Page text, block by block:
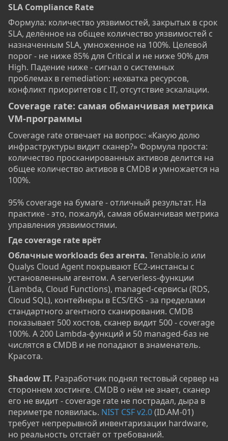
SLA Compliance Rate​
Формула: количество уязвимостей, закрытых в срок
SLA, делённое на общее количество уязвимостей с
назначенным SLA, умноженное на 100%. Целевой
порог - не ниже 85% для Critical и не ниже 90% для
High. Падение ниже - сигнал о системных
проблемах в remediation: нехватка ресурсов,
конфликт приоритетов с IT, отсутствие эскалации.
Coverage rate: самая обманчивая метрика
VM-программы​
Coverage rate отвечает на вопрос: «Какую долю
инфраструктуры видит сканер?» Формула проста:
количество просканированных активов делится на
общее количество активов в CMDB и умножается на
100%.
95% coverage на бумаге - отличный результат. На
практике - это, пожалуй, самая обманчивая метрика
управления уязвимостями.
Где coverage rate врёт​
Облачные workloads без агента. Tenable.io или
Qualys Cloud Agent покрывают EC2-инстансы с
установленным агентом. А serverless-функции
(Lambda, Cloud Functions), managed-сервисы (RDS,
Cloud SQL), контейнеры в ECS/EKS - за пределами
стандартного агентного сканирования. CMDB
показывает 500 хостов, сканер видит 500 - coverage
100%. А 200 Lambda-функций и 50 managed-баз не
числятся в CMDB и не попадают в знаменатель.
Красота.
Shadow IT. Разработчик поднял тестовый сервер на
стороннем хостинге. CMDB о нём не знает, сканер
его не видит - coverage rate не пострадал, дыра в
периметре появилась. NIST CSF v2.0(ID.AM-01)
требует непрерывной инвентаризации hardware,
но реальность отстаёт от требований.